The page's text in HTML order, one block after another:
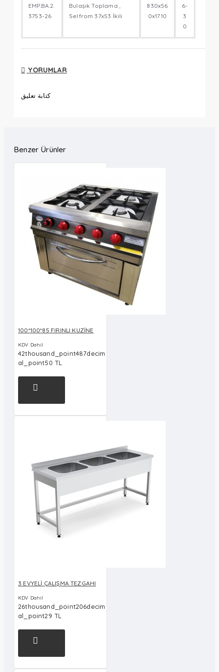
EMP.BA.2.
3753-26
Bulaşık Toplama ,
Selfrom 37x53 İkili
830x56
0x1710
6-
3
0
YORUMLAR
كتابة تعليق
Benzer Ürünler
100*100*85 FIRINLI KUZİNE
KDV Dahil
42thousand_point487decim
al_point50 TL
3 EVYELİ ÇALIŞMA TEZGAHI
KDV Dahil
26thousand_point206decim
al_point29 TL